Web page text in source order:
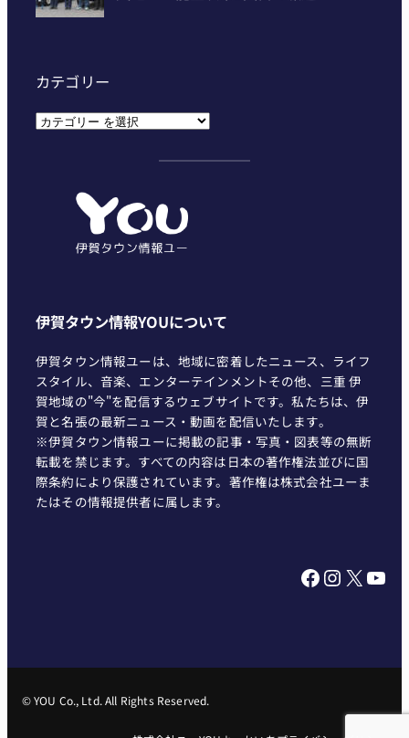
カテゴリー
カ
伊賀タウン情報YOUについて
伊賀タウン情報ユーは、地域に密着したニュース、ライフ
スタイル、音楽、エンターテインメントその他、三重 伊
賀地域の"今"を配信するウェブサイトです。私たちは、伊
賀と名張の最新ニュース・動画を配信いたします。
※伊賀タウン情報ユーに掲載の記事・写真・図表等の無断
転載を禁じます。すべての内容は日本の著作権法並びに国
際条約により保護されています。著作権は株式会社ユーま
たはその情報提供者に属します。
Facebook InstagramX YouTube
© YOU Co., Ltd. All Rights Reserved.